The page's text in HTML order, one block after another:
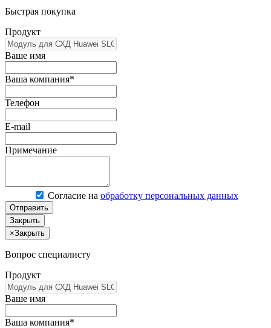
Быстрая покупка
Продукт
Ваше имя
Ваша компания*
Телефон
E-mail
Примечание
Согласие на обработку персональных данных
Отправить
Закрыть
×Закрыть
Вопрос специалисту
Продукт
Ваше имя
Ваша компания*